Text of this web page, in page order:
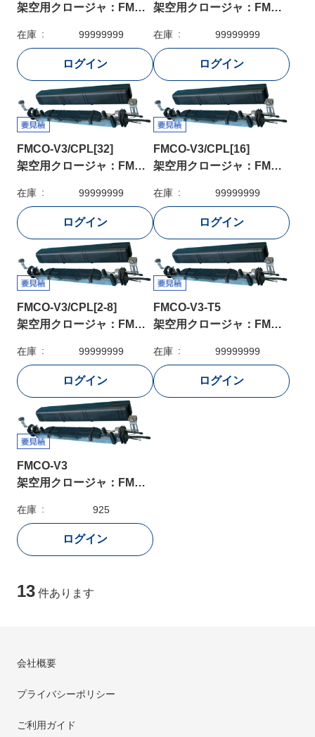
架空用クロージャ：FMCO-V3-SC(12)
在庫 99999999
架空用クロージャ：FMCO-V3-SC(16)
在庫 99999999
FMCO-V3/CPL[32]
架空用クロージャ：FMCO-V3/CPL[32]
在庫 99999999
FMCO-V3/CPL[16]
架空用クロージャ：FMCO-V3/CPL[16]
在庫 99999999
FMCO-V3/CPL[2-8]
架空用クロージャ：FMCO-V3/CPL[2-8]
在庫 99999999
FMCO-V3-T5
架空用クロージャ：FMCO-V3-T5
在庫 99999999
FMCO-V3
架空用クロージャ：FMCO-V3
在庫 925
13 件あります
会社概要
プライバシーポリシー
ご利用ガイド